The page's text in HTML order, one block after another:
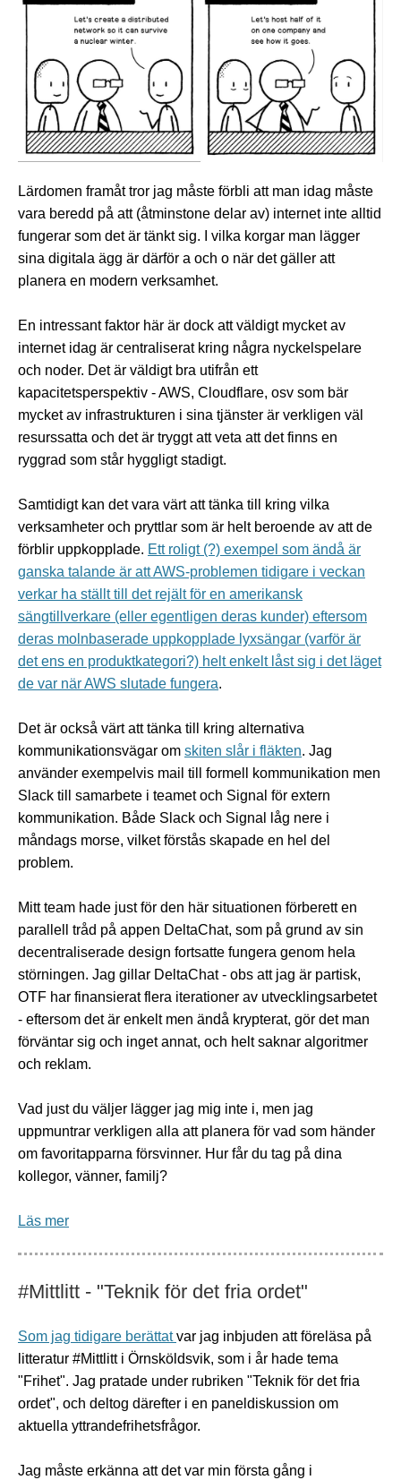
Lärdomen framåt tror jag måste förbli att man idag måste
vara beredd på att (åtminstone delar av) internet inte alltid
fungerar som det är tänkt sig. I vilka korgar man lägger
sina digitala ägg är därför a och o när det gäller att
planera en modern verksamhet.
En intressant faktor här är dock att väldigt mycket av
internet idag är centraliserat kring några nyckelspelare
och noder. Det är väldigt bra utifrån ett
kapacitetsperspektiv - AWS, Cloudflare, osv som bär
mycket av infrastrukturen i sina tjänster är verkligen väl
resurssatta och det är tryggt att veta att det finns en
ryggrad som står hyggligt stadigt.
Samtidigt kan det vara värt att tänka till kring vilka
verksamheter och pryttlar som är helt beroende av att de
förblir uppkopplade. Ett roligt (?) exempel som ändå är
ganska talande är att AWS-problemen tidigare i veckan
verkar ha ställt till det rejält för en amerikansk
sängtillverkare (eller egentligen deras kunder) eftersom
deras molnbaserade uppkopplade lyxsängar (varför är
det ens en produktkategori?) helt enkelt låst sig i det läget
de var när AWS slutade fungera.
Det är också värt att tänka till kring alternativa
kommunikationsvägar om skiten slår i fläkten. Jag
använder exempelvis mail till formell kommunikation men
Slack till samarbete i teamet och Signal för extern
kommunikation. Både Slack och Signal låg nere i
måndags morse, vilket förstås skapade en hel del
problem.
Mitt team hade just för den här situationen förberett en
parallell tråd på appen DeltaChat, som på grund av sin
decentraliserade design fortsatte fungera genom hela
störningen. Jag gillar DeltaChat - obs att jag är partisk,
OTF har finansierat flera iterationer av utvecklingsarbetet
- eftersom det är enkelt men ändå krypterat, gör det man
förväntar sig och inget annat, och helt saknar algoritmer
och reklam.
Vad just du väljer lägger jag mig inte i, men jag
uppmuntrar verkligen alla att planera för vad som händer
om favoritapparna försvinner. Hur får du tag på dina
kollegor, vänner, familj?
Läs mer
#Mittlitt - "Teknik för det fria ordet"
Som jag tidigare berättatvar jag inbjuden att föreläsa på
litteratur #Mittlitt i Örnsköldsvik, som i år hade tema
"Frihet". Jag pratade under rubriken "Teknik för det fria
ordet", och deltog därefter i en paneldiskussion om
aktuella yttrandefrihetsfrågor.
Jag måste erkänna att det var min första gång i